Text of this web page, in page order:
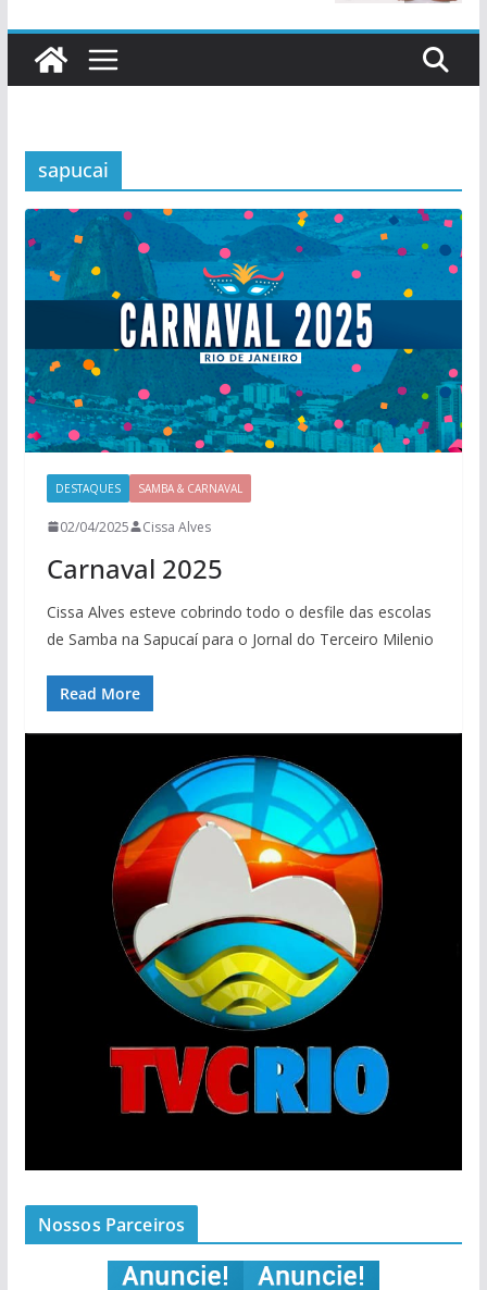
sapucai
DESTAQUES SAMBA & CARNAVAL
02/04/2025 Cissa Alves
Carnaval 2025
Cissa Alves esteve cobrindo todo o desfile das escolas
de Samba na Sapucaí para o Jornal do Terceiro Milenio
Read More
Nossos Parceiros